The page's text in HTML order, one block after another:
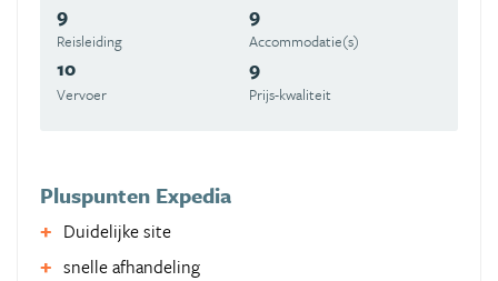
9
Reisleiding
9
Accommodatie(s)
10
Vervoer
9
Prijs-kwaliteit
Pluspunten Expedia
Duidelijke site
snelle afhandeling